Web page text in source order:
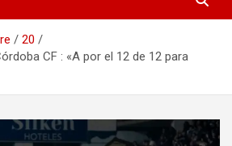
20
CF : «A por el 12 de 12 para